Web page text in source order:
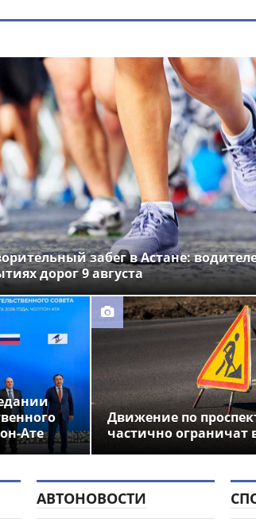
забег в Астане:
дорог 9 августа
Ате
Движение по
частично ограничат
АВТОНОВОСТИ